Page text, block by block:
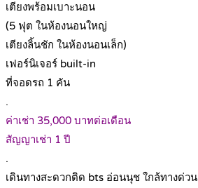
เตียงพร้อมเบาะนอน
(5 ฟุต ในห้องนอนใหญ่
เตียงลิ้นชัก ในห้องนอนเล็ก)
เฟอร์นิเจอร์ built-in
ที่จอดรถ 1 คัน
.
ค่าเช่า 35,000 บาทต่อเดือน
สัญญาเช่า 1 ปี
.
เดินทางสะดวกติด bts อ่อนนุช ใกล้ทางด่วน